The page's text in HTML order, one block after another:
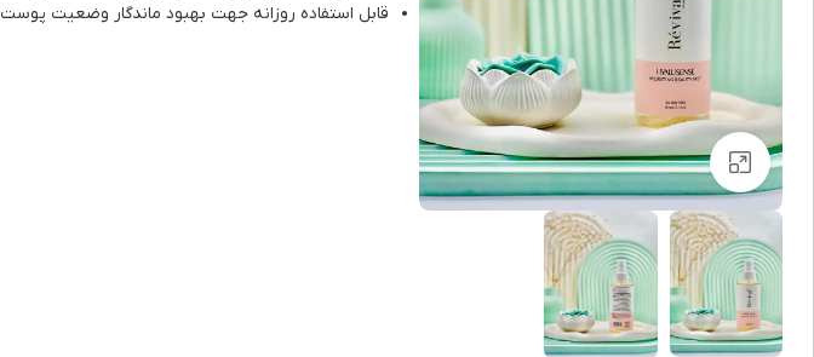
برای بزرگنمایی کلیک کنید
قابل استفاده روزانه جهت بهبود ماندگار وضعیت پوست